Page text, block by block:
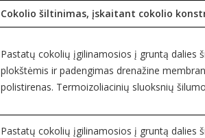
Cokolio šiltinimas, įskaitant cokolio
Pastatų cokolių įgilinamosios į gruntą dalies
plokštėmis ir padengimas drenažine
polistirenas. Termoizoliacinių sluoksnių
Pastatų cokolių įgilinamosios į gruntą dalies